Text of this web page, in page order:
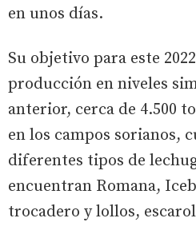
en unos días.
Su objetivo para este
producción en niveles
anterior, cerca de 4.500
en los campos sorianos,
diferentes tipos de
encuentran Romana,
trocadero y lollos,